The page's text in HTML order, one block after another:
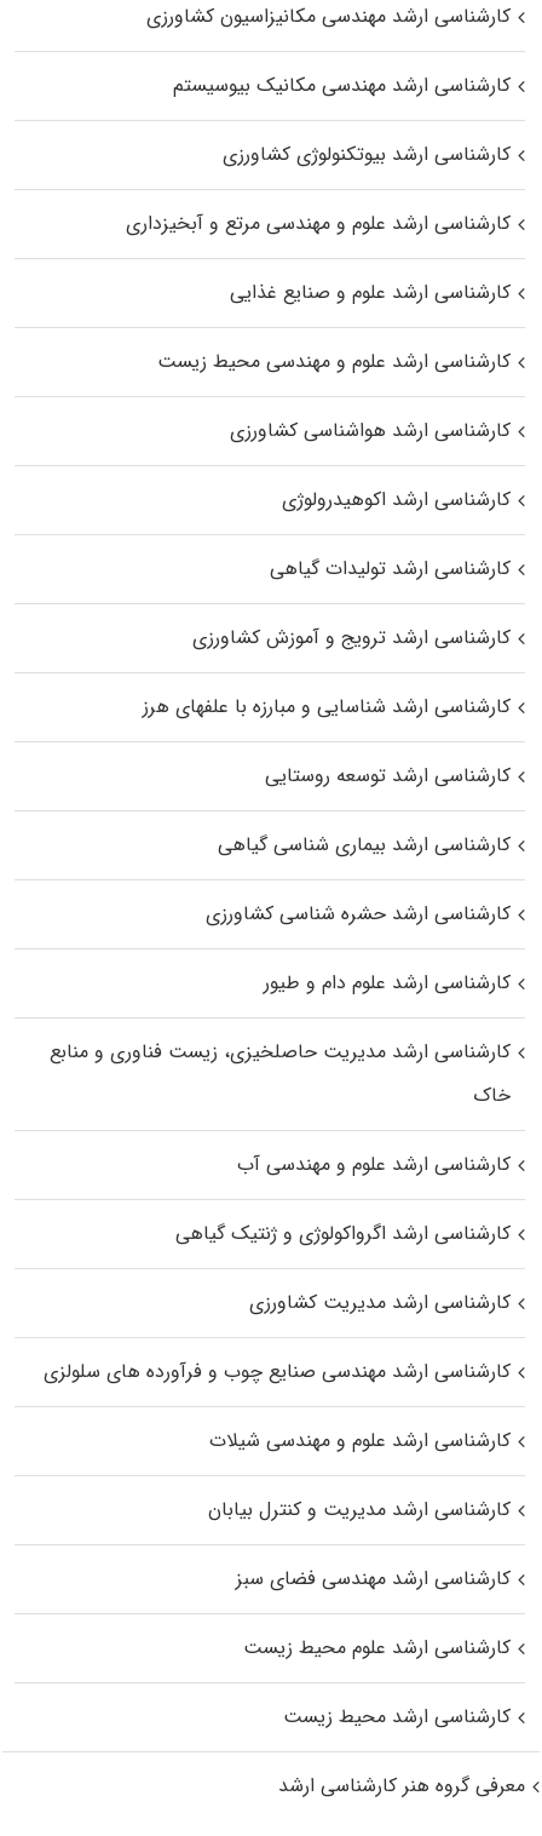
کارشناسی ارشد مهندسی مکانیزاسیون کشاورزی
کارشناسی ارشد مهندسی مکانیک بیوسیستم
کارشناسی ارشد بیوتکنولوژی کشاورزی
کارشناسی ارشد علوم و مهندسی مرتع و آبخیزداری
کارشناسی ارشد علوم و صنایع غذایی
کارشناسی ارشد علوم و مهندسی محیط زیست
کارشناسی ارشد هواشناسی کشاورزی
کارشناسی ارشد اکوهیدرولوژی
کارشناسی ارشد تولیدات گیاهی
کارشناسی ارشد ترویج و آموزش کشاورزی
کارشناسی ارشد شناسایی و مبارزه با علفهای هرز
کارشناسی ارشد توسعه روستایی
کارشناسی ارشد بیماری‌ شناسی گیاهی
کارشناسی ارشد حشره‌ شناسی کشاورزی
کارشناسی ارشد علوم دام و طیور
کارشناسی ارشد مدیریت حاصلخیزی، زیست فناوری و منابع
خاک
کارشناسی ارشد علوم و مهندسی آب
کارشناسی ارشد اگرواکولوژی و ژنتیک گیاهی
کارشناسی ارشد مدیریت کشاورزی
کارشناسی ارشد مهندسی صنایع چوب و فرآورده‌ های سلولزی
کارشناسی ارشد علوم و مهندسی شیلات
کارشناسی ارشد مدیریت و کنترل بیابان
کارشناسی ارشد مهندسی فضای سبز
کارشناسی ارشد علوم محیط‌ زیست
کارشناسی ارشد محیط زیست
معرفی گروه هنر کارشناسی ارشد